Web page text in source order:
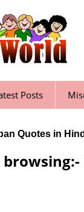
Posts
Quotes in